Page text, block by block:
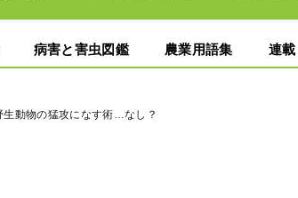
病害と害虫図鑑 農業用語集 連載
動物の猛攻になす術…なし？